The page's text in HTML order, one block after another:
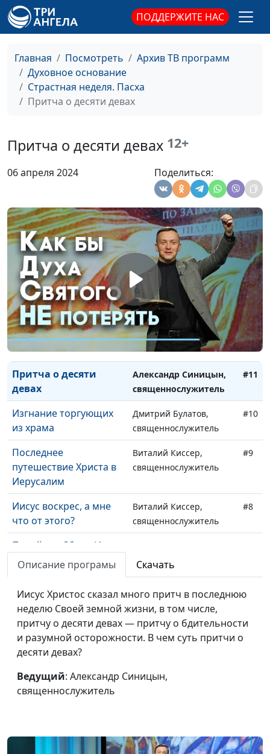
ПОДДЕРЖИТЕ НАС
Главная Посмотреть
Архив ТВ программ
Духовное основание
Страстная неделя. Пасха
Притча о десяти девах
Притча о десяти девах 12+
06 апреля 2024 Поделиться:
изменилось?
священнослужитель
Субботний покой
священнослужитель
Путь на Голгофу.
Распятие Христа
Дмитрий Булатов,
священнослужитель
#14
Первое причастие
Христа с учениками
Александр Синицын,
священнослужитель
#13
Иуда Искариот:
причины
предательства
Виталий Киссер,
священнослужитель
#12
Притча о десяти
девах
Александр Синицын,
священнослужитель
#11
Изгнание торгующих
из храма
Дмитрий Булатов,
священнослужитель
#10
Последнее
путешествие Христа в
Иерусалим
Виталий Киссер,
священнослужитель
#9
Иисус воскрес, а мне
что от этого?
Виталий Киссер,
священнослужитель
#8
Покой в субботу. Иисус
во гробе
священнослужитель
Распятие Христа
священнослужитель
Да будет воля Твоя
Александр Синицын,
священнослужитель
#5
современная
проблема
священнослужитель
Описание програмы Скачать
Иисус Христос сказал много притч в последнюю
неделю Своей земной жизни, в том числе,
притчу о десяти девах — притчу о бдительности
и разумной осторожности. В чем суть притчи о
десяти девах?
Ведущий: Александр Синицын,
священнослужитель